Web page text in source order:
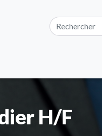
H/F